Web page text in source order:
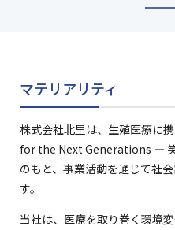
マテリアリティ
株式会社北里は、生殖医療に
for the Next Generations ―
のもと、事業活動を通じて社
す。
当社は、医療を取り巻く環境